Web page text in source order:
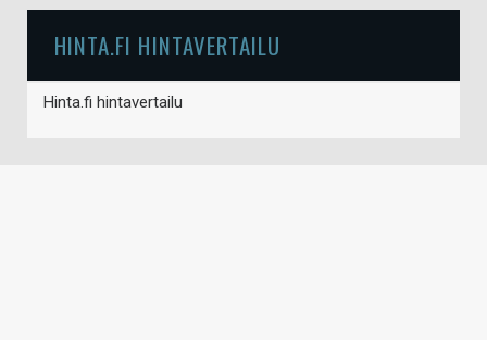
HINTA.FI HINTAVERTAILU
Hinta.fi hintavertailu